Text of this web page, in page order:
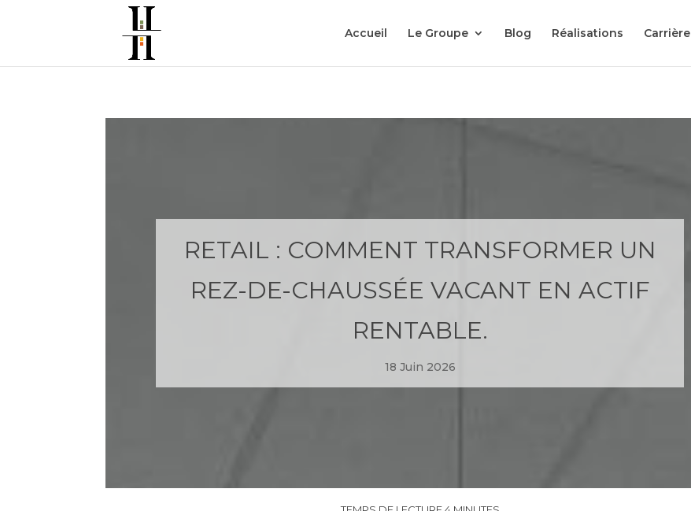
Accueil Le Groupe Blog Réalisations Carrière
RETAIL : COMMENT TRANSFORMER UN
REZ-DE-CHAUSSÉE VACANT EN ACTIF
RENTABLE.
18 Juin 2026